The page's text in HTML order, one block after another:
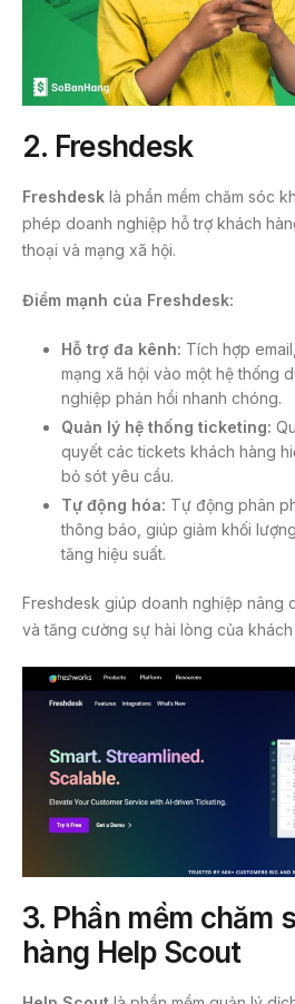
2. Freshdesk
Freshdesk là phần mềm chăm sóc
phép doanh nghiệp hỗ trợ khách
thoại và mạng xã hội.
Điểm mạnh của Freshdesk:
Hỗ trợ đa kênh: Tích hợp
mạng xã hội vào một hệ thống
nghiệp phản hồi nhanh chóng.
Quản lý hệ thống ticketing:
quyết các tickets khách hàng
bỏ sót yêu cầu.
Tự động hóa: Tự động phân
thông báo, giúp giảm khối
tăng hiệu suất.
Freshdesk giúp doanh nghiệp nâng
và tăng cường sự hài lòng của khách
3. Phần mềm chăm
hàng Help Scout